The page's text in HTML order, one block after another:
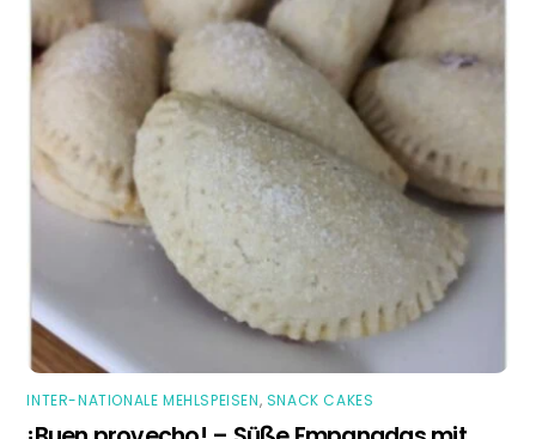
INTER-NATIONALE MEHLSPEISEN, SNACK CAKES